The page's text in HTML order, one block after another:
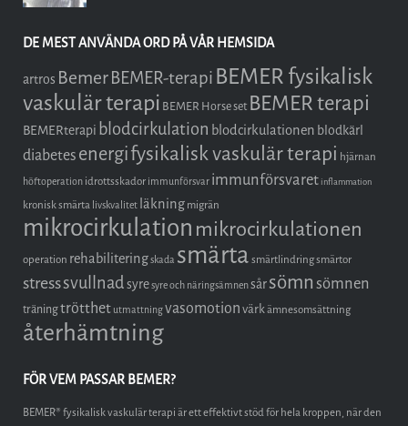
DE MEST ANVÄNDA ORD PÅ VÅR HEMSIDA
artros BemerBEMER-terapi BEMER fysikalisk
vaskulär terapi BEMER Horse set BEMER terapi
BEMERterapi blodcirkulation blodcirkulationen blodkärl
diabetesenergifysikalisk vaskulär terapi hjärnan
höftoperation idrottsskador immunförsvar immunförsvaret inflammation
kronisk smärta livskvalitet läkningmigrän
mikrocirkulation mikrocirkulationen
operation rehabiliteringskada smärtasmärtlindringsmärtor
stresssvullnadsyresyre och näringsämnensårsömnsömnen
träningtrötthet utmattningvasomotionvärkämnesomsättning
återhämtning
FÖR VEM PASSAR BEMER?
BEMER® fysikalisk vaskulär terapi är ett effektivt stöd för hela kroppen, när den